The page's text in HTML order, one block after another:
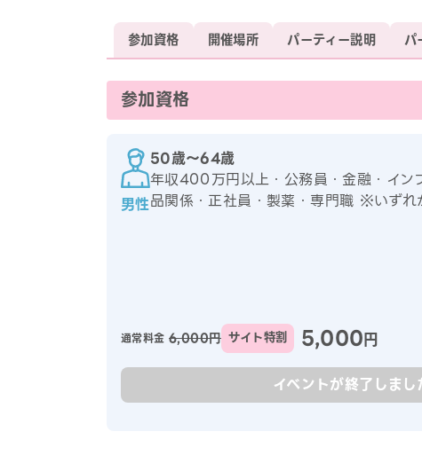
参加資格 開催場所 パーティー説明 パ
参加資格
男性
50歳〜64歳
年収400万円以上・公務員・金融・イン
品関係・正社員・製薬・専門職 ※いずれ
通常料金 6,000円 サイト特割 5,000円
イベントが終了しまし